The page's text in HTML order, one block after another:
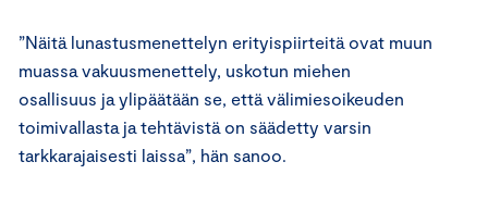
”Näitä lunastusmenettelyn erityispiirteitä ovat muun
muassa vakuusmenettely, uskotun miehen
osallisuus ja ylipäätään se, että välimiesoikeuden
toimivallasta ja tehtävistä on säädetty varsin
tarkkarajaisesti laissa”, hän sanoo.